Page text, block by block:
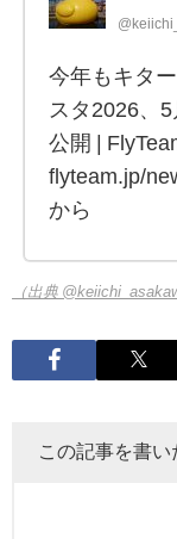
今年もキタ
スタ2026、
公開 |
flyteam.jp/
から
（出典
この記事を書い